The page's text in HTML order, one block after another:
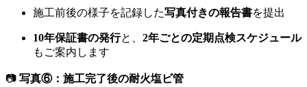
施工前後の様子を記録した写真付きの報告書を提出
10年保証書の発行と、 2年ごとの定期点検スケジュール
もご案内します
📷 写真⑥：施工完了後の耐火塩ビ管